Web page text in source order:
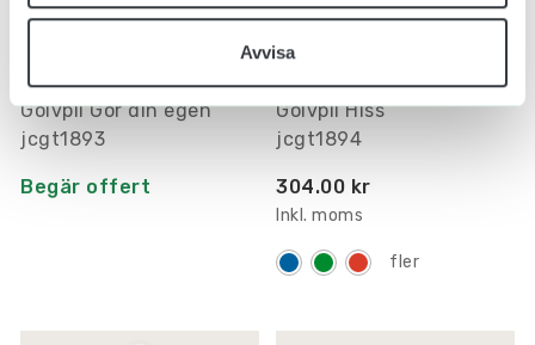
Avvisa
Golvpil Gör din egen
jcgt1893
Begär offert
Golvpil Hiss
jcgt1894
304.00 kr
Inkl. moms
fler